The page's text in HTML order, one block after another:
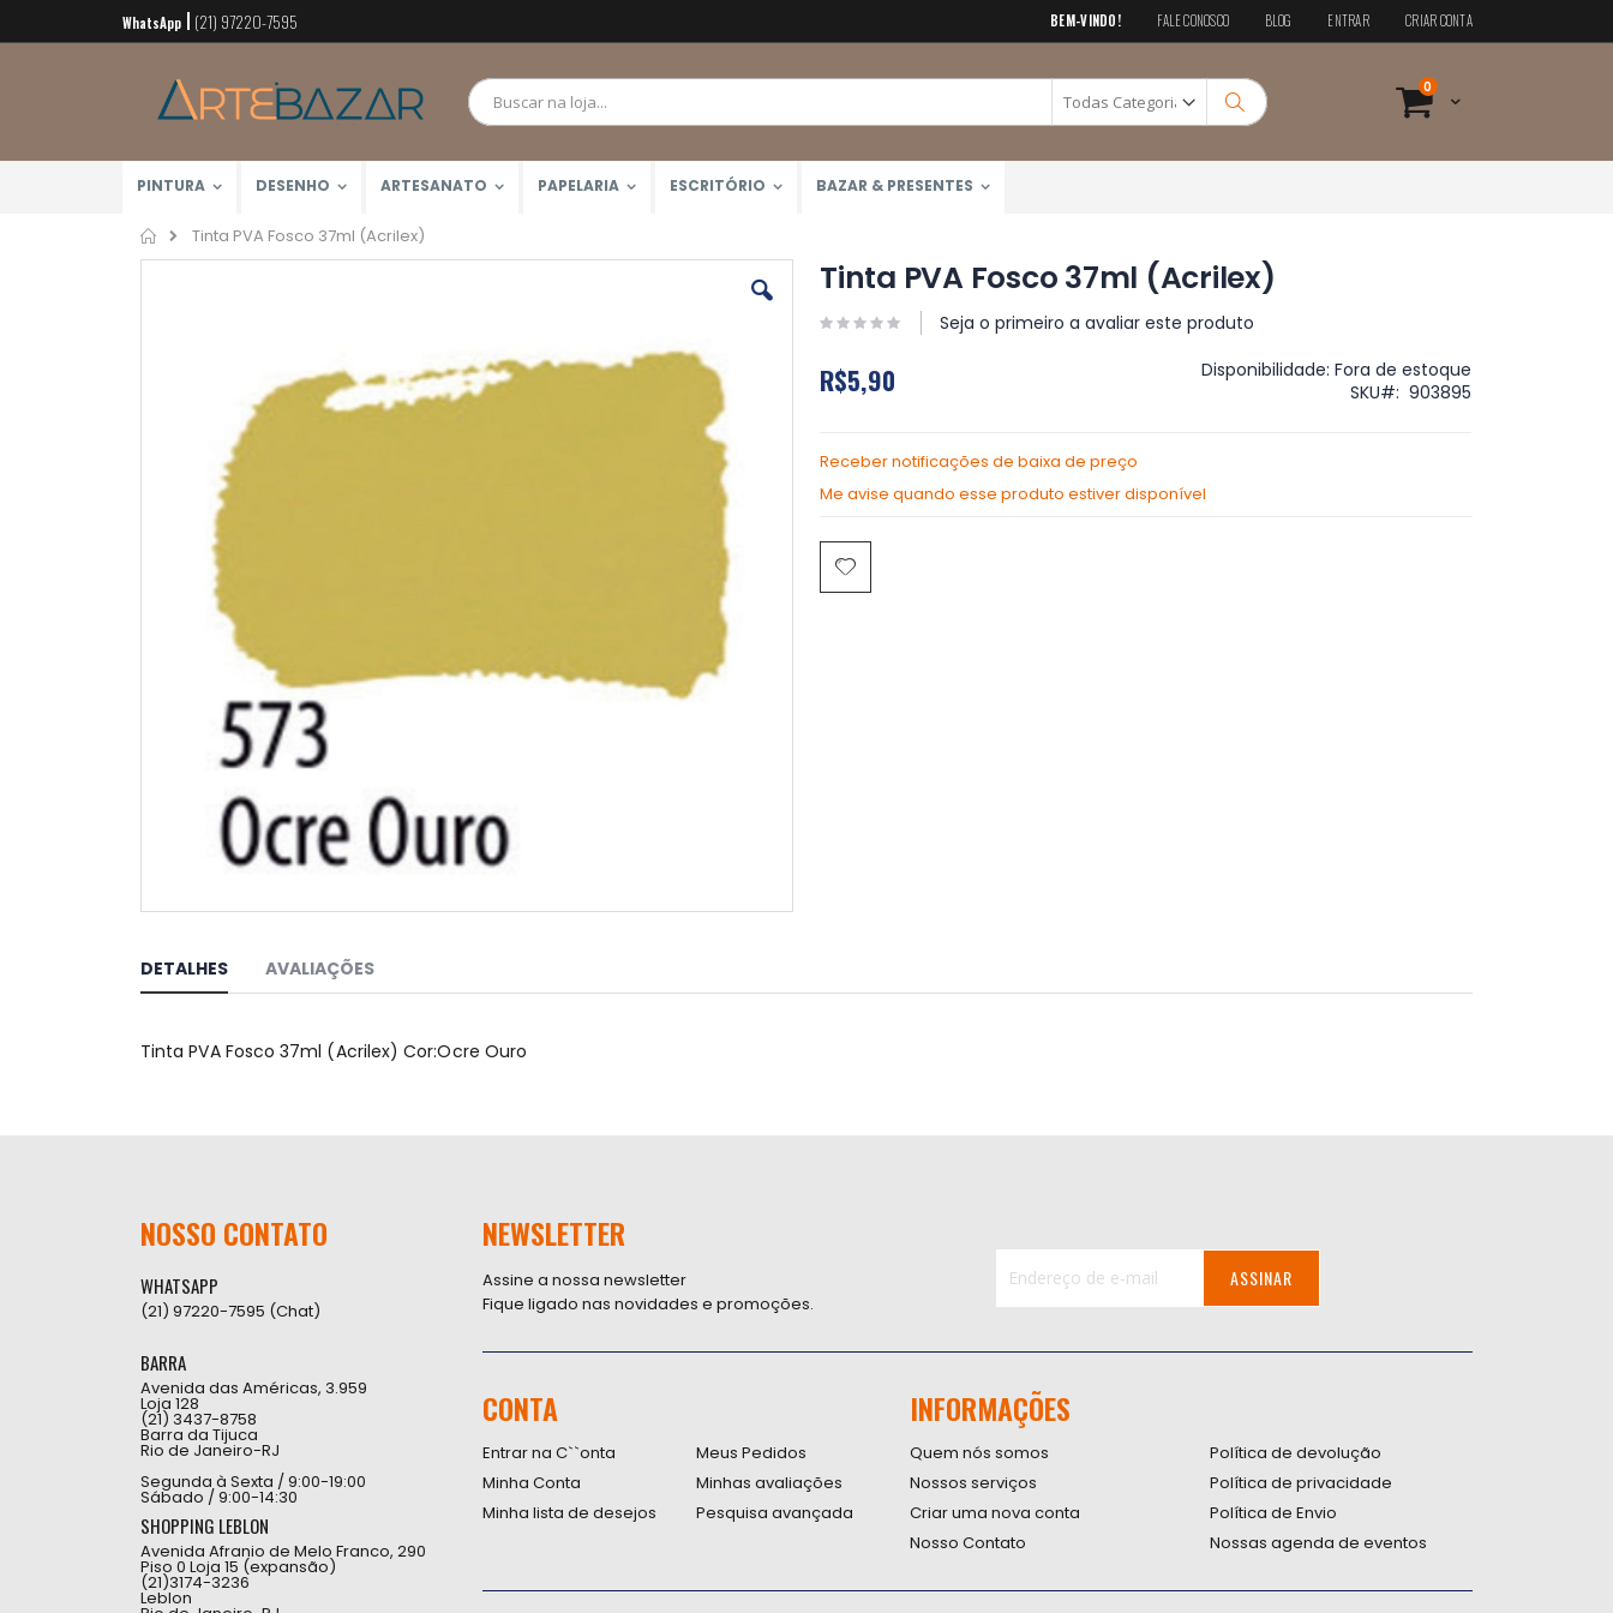
Pular
para
conteúdo
BEM-VINDO! FALE CONOSCO BLOG ENTRAR CRIAR CONTA
Cart
0 itens
Pesquisa
WhatsApp (21) 97220-7595
PINTURA DESENHO ARTESANATO PAPELARIA ESCRITÓRIO BAZAR & PRESENTES
Home
Tinta PVA Fosco 37ml (Acrilex)
Pular
o
início
de
Tinta PVA Fosco 37ml (Acrilex)
Seja o primeiro a avaliar este produto
R$5,90 Disponibilidade: Fora de estoque
SKU
903895
Receber notificações de baixa de preço
Me avise quando esse produto estiver disponível
DETALHES
Tinta PVA Fosco 37ml (Acrilex) Cor:Ocre Ouro
AVALIAÇÕES
NOSSO CONTATO
WHATSAPP
(21) 97220-7595 (Chat)
BARRA
Avenida das Américas, 3.959
Loja 128
(21) 3437-8758
Barra da Tijuca
Rio de Janeiro-RJ
Segunda à Sexta / 9:00-19:00
Sábado / 9:00-14:30
SHOPPING LEBLON
Avenida Afranio de Melo Franco, 290
Piso 0 Loja 15 (expansão)
(21)3174-3236
Leblon
NEWSLETTER
Assine a nossa newsletter
Fique ligado nas novidades e promoções.
nossa
Newsletter:
ASSINAR
CONTA
Entrar na C``onta
Minha Conta
Minha lista de desejos
Meus Pedidos
Minhas avaliações
Pesquisa avançada
INFORMAÇÕES
Quem nós somos
Nossos serviços
Criar uma nova conta
Nosso Contato
Política de devolução
Política de privacidade
Política de Envio
Nossas agenda de eventos